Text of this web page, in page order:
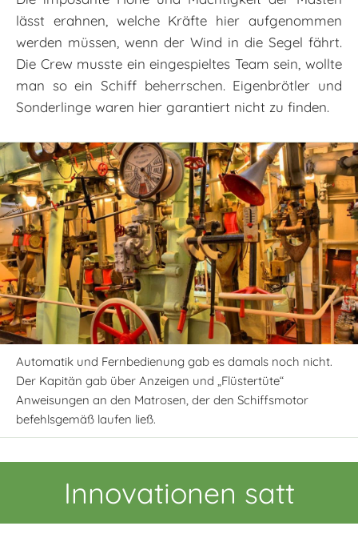
lässt erahnen, welche Kräfte hier aufgenommen
werden müssen, wenn der Wind in die Segel fährt.
Die Crew musste ein eingespieltes Team sein, wollte
man so ein Schiff beherrschen. Eigenbrötler und
Sonderlinge waren hier garantiert nicht zu finden.
Automatik und Fernbedienung gab es damals noch nicht.
Der Kapitän gab über Anzeigen und „Flüstertüte“
Anweisungen an den Matrosen, der den Schiffsmotor
befehlsgemäß laufen ließ.
Innovationen satt